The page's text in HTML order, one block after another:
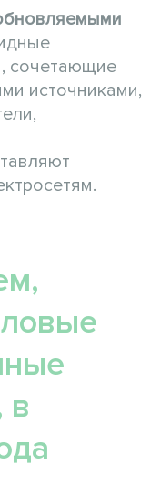
сочетающие
источниками,
в